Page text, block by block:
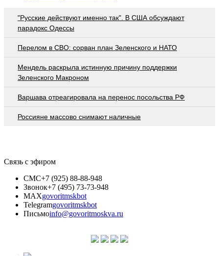
"Русские действуют именно так". В США обсуждают
парадокс Одессы
Перелом в СВО: сорван план Зеленского и НАТО
Мендель раскрыла истинную причину поддержки
Зеленского Макроном
Варшава отреагировала на перенос посольства РФ
Россияне массово снимают наличные
Связь с эфиром
СМС+7 (925) 88-88-948
Звонок+7 (495) 73-73-948
MAXgovoritmskbot
Telegramgovoritmskbot
Письмоinfo@govoritmoskva.ru